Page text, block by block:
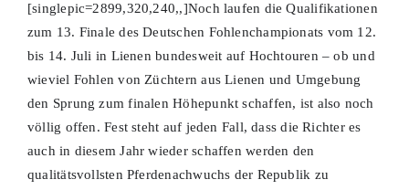
[singlepic=2899,320,240,,]Noch laufen die Qualifikationen
zum 13. Finale des Deutschen Fohlenchampionats vom 12.
bis 14. Juli in Lienen bundesweit auf Hochtouren – ob und
wieviel Fohlen von Züchtern aus Lienen und Umgebung
den Sprung zum finalen Höhepunkt schaffen, ist also noch
völlig offen. Fest steht auf jeden Fall, dass die Richter es
auch in diesem Jahr wieder schaffen werden den
qualitätsvollsten Pferdenachwuchs der Republik zu